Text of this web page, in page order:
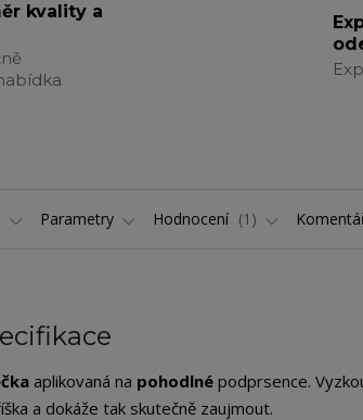
kvality a
Parametry Hodnocení 1
aplikovaná na pohodlné podprsence.
a dokáže tak skutečně zaujmout.